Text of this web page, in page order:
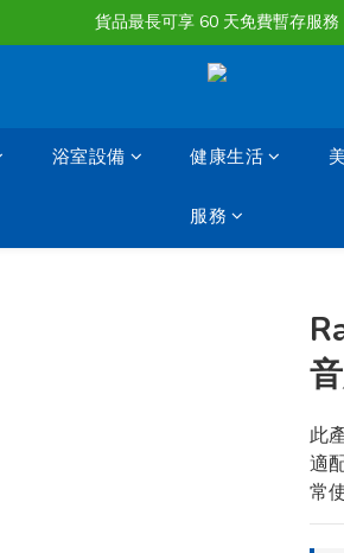
購物滿淨值HK $1500或以上 , 即可享一次免費標
貨品最長可享 60 天免費暫存服務
購物滿淨值HK $1500或以上 , 即可享一次免費標
浴室設備 健康生活
服務
此
適
常